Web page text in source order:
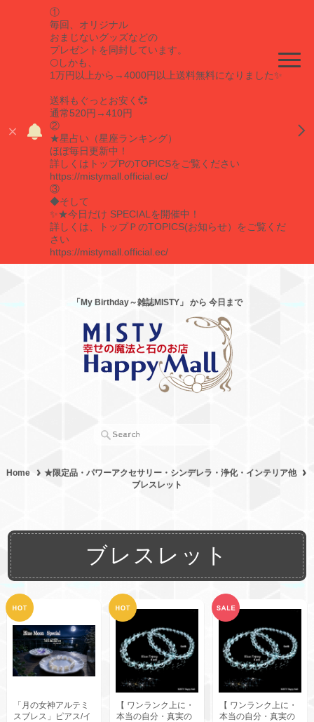
①
毎回、オリジナル
おまじないグッズなどの
プレゼントを同封しています。
🌕しかも、
1万円以上から→4000円以上送料無料になりました✨
送料もぐっとお安く💞
通常520円→410円
②
★星占い（星座ランキング）
ほぼ毎日更新中！
詳しくはトップPのTOPICSをご覧ください
https://mistymall.official.ec/
③
◆そして
✨★今日だけ SPECIALを開催中！
詳しくは、トップＰのTOPICS(お知らせ）をご覧くだ
さい
https://mistymall.official.ec/
「My Birthday～雑誌MISTY」 から 今日まで
Home
★限定品・パワーアクセサリー・シンデレラ・浄化・インテリア他
ブレスレット
ブレスレット
「月の女神アルテミ
スブレス」ピアス/イ
【 ワンランク上に・
本当の自分・真実の
【 ワンランク上に・
本当の自分・真実の